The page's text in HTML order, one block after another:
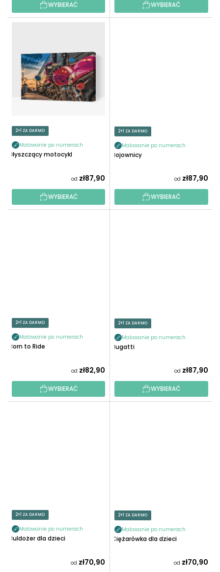
WYBIERAĆ WYBIERAĆ
2+1 ZA DARMO
Malowanie po numerach
Błyszczący motocykl
od zł87,90
WYBIERAĆ
2+1 ZA DARMO
Malowanie po numerach
Bojownicy
od zł87,90
WYBIERAĆ
2+1 ZA DARMO
Malowanie po numerach
Born to Ride
od zł82,90
WYBIERAĆ
2+1 ZA DARMO
Malowanie po numerach
Bugatti
od zł87,90
WYBIERAĆ
2+1 ZA DARMO
Malowanie po numerach
Buldożer dla dzieci
od zł70,90
2+1 ZA DARMO
Malowanie po numerach
Ciężarówka dla dzieci
od zł70,90